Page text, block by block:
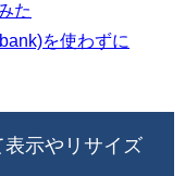
た
を使わずに
示やリサイズ